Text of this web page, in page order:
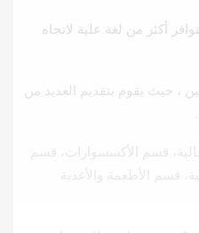
أكثر من لغة علية لاتجاه
، حيث يقوم بتقديم العديد من
قسم الأكسسوارات، قسم